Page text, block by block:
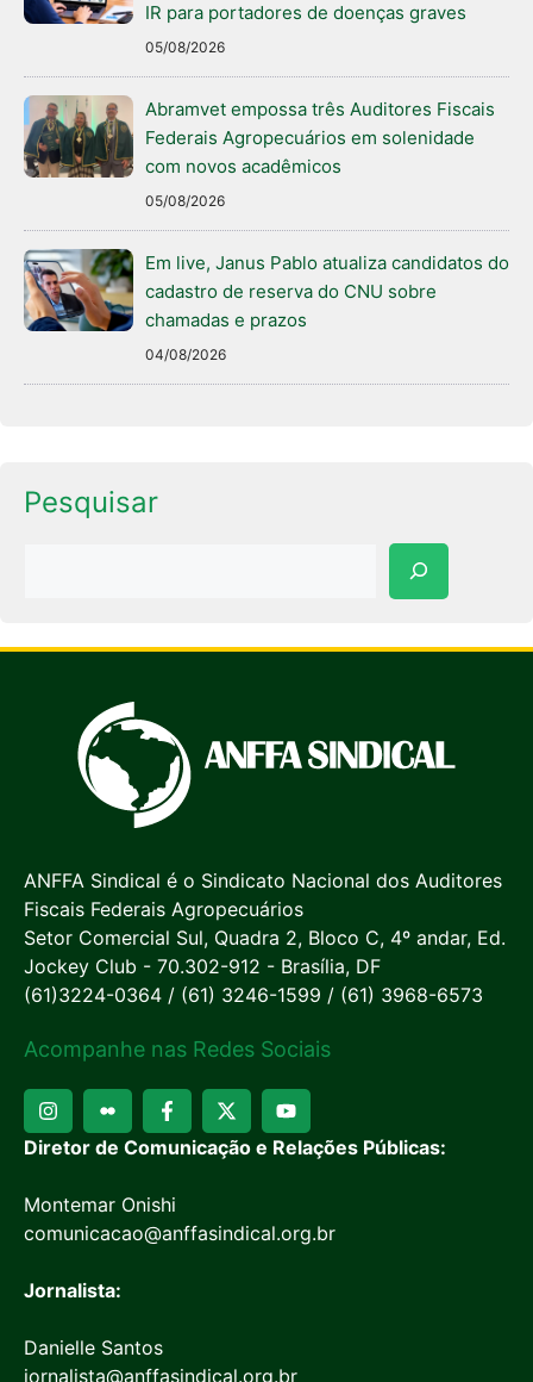
IR para portadores de doenças graves
05/08/2026
Abramvet empossa três Auditores Fiscais
Federais Agropecuários em solenidade
com novos acadêmicos
05/08/2026
Em live, Janus Pablo atualiza candidatos do
cadastro de reserva do CNU sobre
chamadas e prazos
04/08/2026
Pesquisar
ANFFA Sindical é o Sindicato Nacional dos Auditores
Fiscais Federais Agropecuários
Setor Comercial Sul, Quadra 2, Bloco C, 4º andar, Ed.
Jockey Club - 70.302-912 - Brasília, DF
(61)3224-0364 / (61) 3246-1599 / (61) 3968-6573
Acompanhe nas Redes Sociais
Diretor de Comunicação e Relações Públicas:
Montemar Onishi
comunicacao@anffasindical.org.br
Jornalista:
Danielle Santos
jornalista@anffasindical.org.br